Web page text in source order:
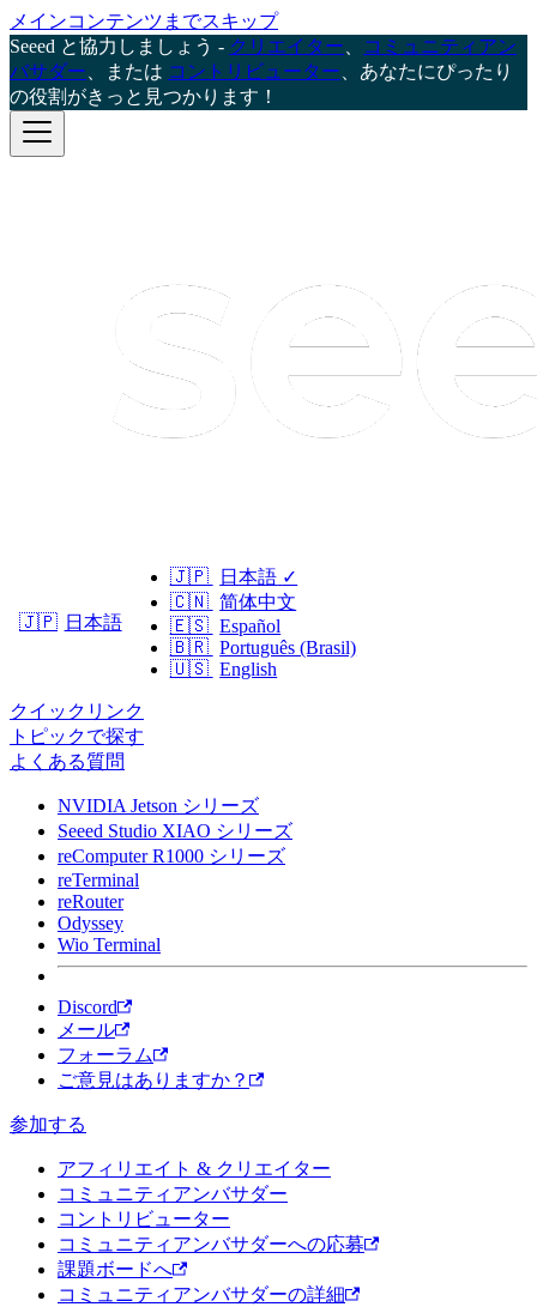
メインコンテンツまでスキップ
Seeed と協力しましょう - クリエイター
コミュニティアン
バサダー 、または コントリビューター 、あなたにぴったり
の役割がきっと見つかります！
🇯🇵 日本語
🇯🇵 日本語 ✓
🇨🇳 简体中文
🇪🇸 Español
🇧🇷 Português (Brasil)
🇺🇸 English
クイックリンク
トピックで探す
よくある質問
NVIDIA Jetson シリーズ
Seeed Studio XIAO シリーズ
reComputer R1000 シリーズ
reTerminal
reRouter
Odyssey
Wio Terminal
Discord
メール
フォーラム
ご意見はありますか？
参加する
アフィリエイト & クリエイター
コミュニティアンバサダー
コントリビューター
コミュニティアンバサダーへの応募
課題ボードへ
コミュニティアンバサダーの詳細